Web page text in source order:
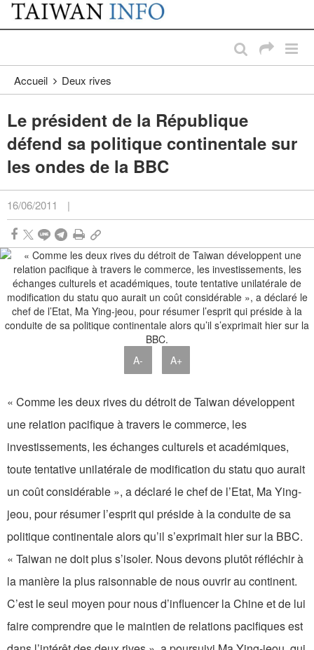
Passer au contenu principal
:::
Accueil Deux rives
Le président de la République
défend sa politique continentale sur
les ondes de la BBC
16/06/2011 |
A- A+
« Comme les deux rives du détroit de Taiwan développent
une relation pacifique à travers le commerce, les
investissements, les échanges culturels et académiques,
toute tentative unilatérale de modification du statu quo aurait
un coût considérable », a déclaré le chef de l’Etat, Ma Ying-
jeou, pour résumer l’esprit qui préside à la conduite de sa
politique continentale alors qu’il s’exprimait hier sur la BBC.
« Taiwan ne doit plus s’isoler. Nous devons plutôt réfléchir à
la manière la plus raisonnable de nous ouvrir au continent.
C’est le seul moyen pour nous d’influencer la Chine et de lui
faire comprendre que le maintien de relations pacifiques est